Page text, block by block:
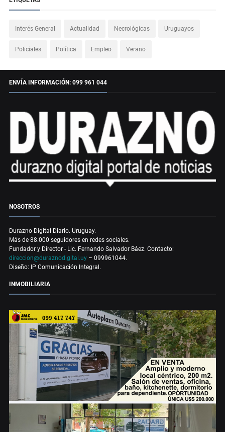
Interés General Actualidad Necrológicas Uruguayos
Policiales Política Empleo Verano
ENVÍA INFORMACIÓN: 099 961 044
NOSOTROS
Durazno Digital Diario. Uruguay.
Más de 88.000 seguidores en redes sociales.
Fundador y Director - Lic. Fernando Salvador Báez. Contacto:
direccion@duraznodigital.uy – 099961044.
Diseño: IP Comunicación Integral.
INMOBILIARIA